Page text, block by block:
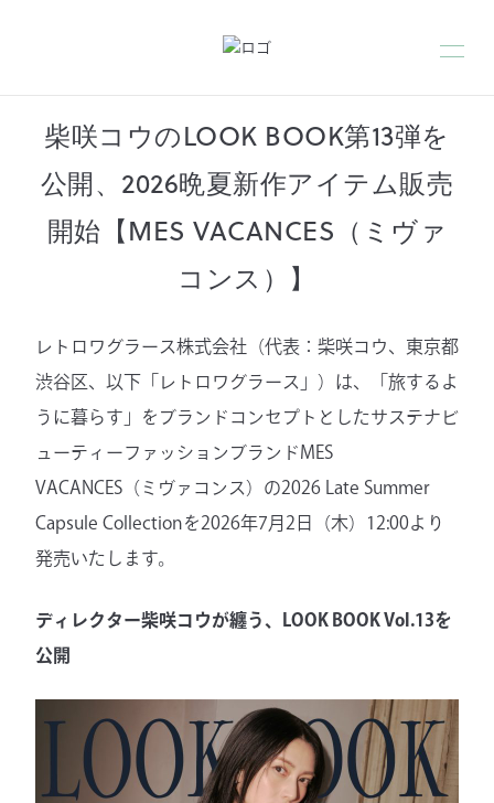
柴咲コウのLOOK BOOK第13弾を
公開、2026晩夏新作アイテム販売
開始【MES VACANCES（ミヴァ
コンス）】
レトロワグラース株式会社（代表：柴咲コウ、東京都
渋谷区、以下「レトロワグラース」）は、「旅するよ
うに暮らす」をブランドコンセプトとしたサステナビ
ューティーファッションブランドMES
VACANCES（ミヴァコンス）の2026 Late Summer
Capsule Collectionを2026年7月2日（木）12:00より
発売いたします。
ディレクター柴咲コウが纏う、LOOK BOOK Vol.13を
公開